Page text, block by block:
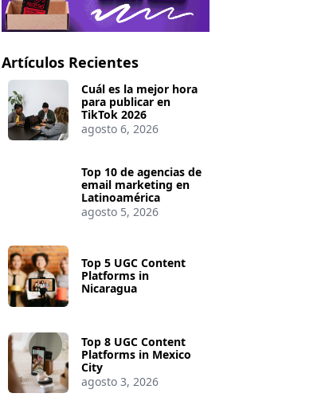
Artículos Recientes
Cuál es la mejor hora
para publicar en
TikTok 2026
agosto 6, 2026
Top 10 de agencias de
email marketing en
Latinoamérica
agosto 5, 2026
Top 5 UGC Content
Platforms in
Nicaragua
Top 8 UGC Content
Platforms in Mexico
City
agosto 3, 2026